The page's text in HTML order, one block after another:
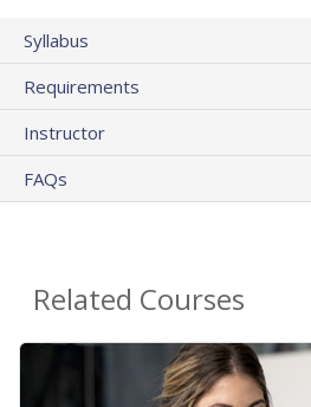
Syllabus
Requirements
Instructor
FAQs
Related Courses